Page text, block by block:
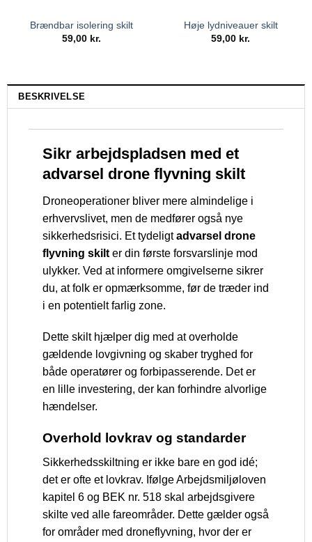
Brændbar isolering skilt
59,00 kr.
Høje lydniveauer skilt
59,00 kr.
BESKRIVELSE
Sikr arbejdspladsen med et
advarsel drone flyvning skilt
Droneoperationer bliver mere almindelige i
erhvervslivet, men de medfører også nye
sikkerhedsrisici. Et tydeligtadvarsel drone
flyvning skilt er din første forsvarslinje mod
ulykker. Ved at informere omgivelserne sikrer
du, at folk er opmærksomme, før de træder ind
i en potentielt farlig zone.
Dette skilt hjælper dig med at overholde
gældende lovgivning og skaber tryghed for
både operatører og forbipasserende. Det er
en lille investering, der kan forhindre alvorlige
hændelser.
Overhold lovkrav og standarder
Sikkerhedsskiltning er ikke bare en god idé;
det er ofte et lovkrav. Ifølge Arbejdsmiljøloven
kapitel 6 og BEK nr. 518 skal arbejdsgivere
skilte ved alle fareområder. Dette gælder også
for områder med droneflyvning, hvor der er